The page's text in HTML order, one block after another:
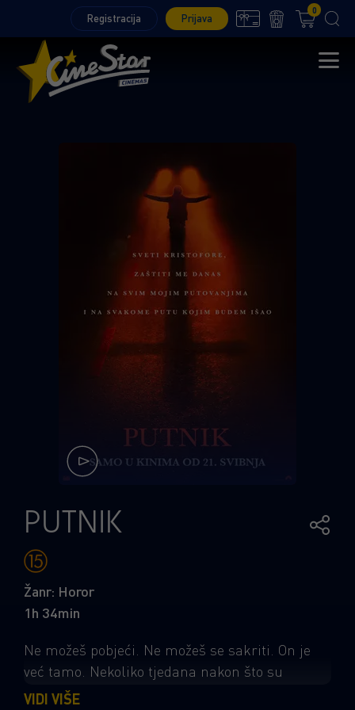
Registracija Prijava
0
PUTNIK
Žanr: Horor
1h 34min
Ne možeš pobjeći. Ne možeš se sakriti. On je
već tamo. Nekoliko tjedana nakon što su
krenuli u avanturu života u kombiju, mladi par
VIDI VIŠE